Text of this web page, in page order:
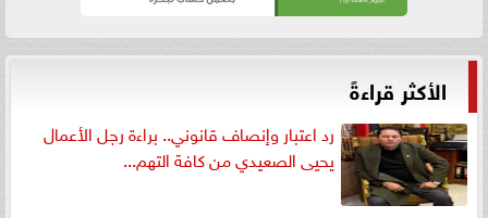
الأكثر قراءةً
رد اعتبار وإنصاف قانوني.. براءة رجل الأعمال
يحيى الصعيدي من كافة التهم...